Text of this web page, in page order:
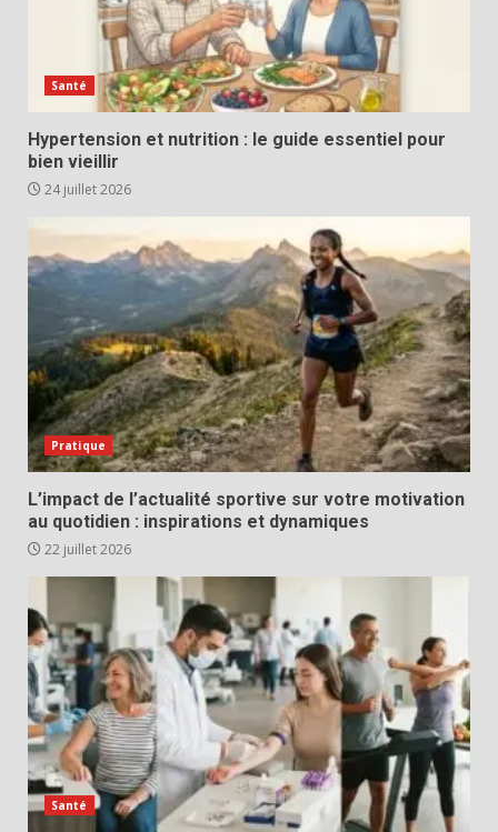
Santé
Hypertension et nutrition : le guide essentiel pour
bien vieillir
24 juillet 2026
Pratique
L’impact de l’actualité sportive sur votre motivation
au quotidien : inspirations et dynamiques
22 juillet 2026
Santé